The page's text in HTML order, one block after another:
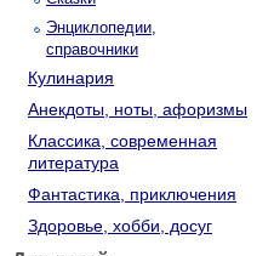
Энциклопедии,
справочники
Кулинария
Анекдоты, ноты, афоризмы
Классика, современная
литература
Фантастика, приключения
Здоровье, хобби, досуг